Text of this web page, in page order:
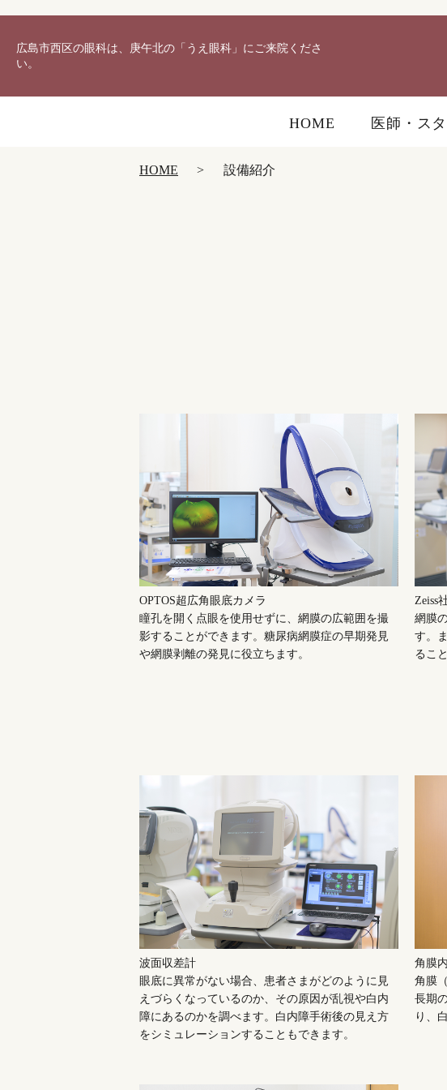
広島市西区の眼科は、庚午北の「うえ眼科」にご来院くださ
い。
HOME 医師・ス
HOME 設備紹介
OPTOS超広角眼底カメラ
瞳孔を開く点眼を使用せずに、網膜の広範囲を撮
影することができます。糖尿病網膜症の早期発見
や網膜剥離の発見に役立ちます。
Zeiss
網膜
す。
るこ
波面収差計
眼底に異常がない場合、患者さまがどのように見
えづらくなっているのか、その原因が乱視や白内
障にあるのかを調べます。白内障手術後の見え方
をシミュレーションすることもできます。
角膜
角膜
長期
り、